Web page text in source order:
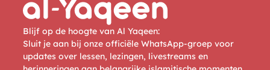
Blijf op de hoogte van Al Yaqeen:
Sluit je aan bij onze officiële WhatsApp-groep voor
updates over lessen, lezingen, livestreams en